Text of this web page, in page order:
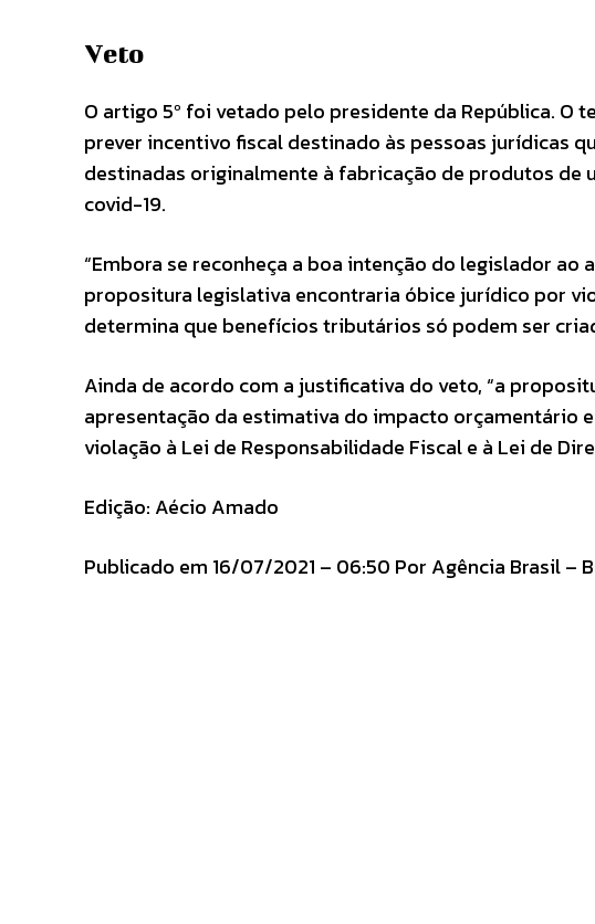
Veto
O artigo 5º foi vetado pelo presidente da República. O
prever incentivo fiscal destinado às pessoas jurídicas
destinadas originalmente à fabricação de produtos de
covid-19.
“Embora se reconheça a boa intenção do legislador
propositura legislativa encontraria óbice jurídico por
determina que benefícios tributários só podem ser
Ainda de acordo com a justificativa do veto, “a
apresentação da estimativa do impacto orçamentário
violação à Lei de Responsabilidade Fiscal e à Lei de
Edição: Aécio Amado
Publicado em 16/07/2021 – 06:50 Por Agência Brasil –